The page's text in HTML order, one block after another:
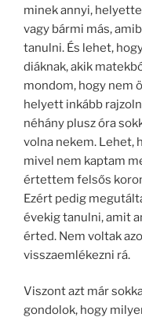
minek annyi,
vagy bármi más,
tanulni. És lehet,
diáknak, akik
mondom, hogy nem
helyett inkább
néhány plusz óra
volna nekem. Lehet,
mivel nem kaptam
értettem felsős
Ezért pedig
évekig tanulni, amit
érted. Nem voltak
visszaemlékezni rá.
Viszont azt már
gondolok, hogy